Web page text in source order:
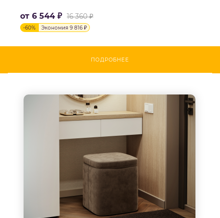
от 6 544 ₽ 16 360 ₽
-60% Экономия 9 816 ₽
ПОДРОБНЕЕ